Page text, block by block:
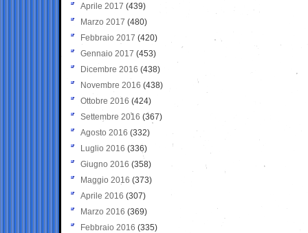
Aprile 2017 (439)
Marzo 2017 (480)
Febbraio 2017 (420)
Gennaio 2017 (453)
Dicembre 2016 (438)
Novembre 2016 (438)
Ottobre 2016 (424)
Settembre 2016 (367)
Agosto 2016 (332)
Luglio 2016 (336)
Giugno 2016 (358)
Maggio 2016 (373)
Aprile 2016 (307)
Marzo 2016 (369)
Febbraio 2016 (335)